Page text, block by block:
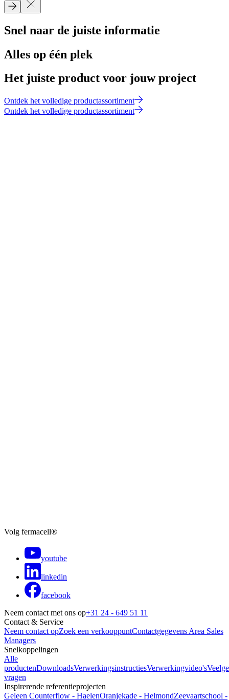
Snel naar de juiste informatie
Alles op één plek
Het juiste product voor jouw project
Ontdek het volledige productassortiment
Ontdek het volledige productassortiment
Volg fermacell®
youtube
linkedin
facebook
Neem contact met ons op+31 24 - 649 51 11
Contact & Service
Neem contact opZoek een verkooppuntContactgegevens Area Sales
Managers
Snelkoppelingen
Alle
productenDownloadsVerwerkingsinstructiesVerwerkingvideo's
vragen
Inspirerende referentieprojecten
Geleen Counterflow - HaelenOranjekade - HelmondZeevaartschool -